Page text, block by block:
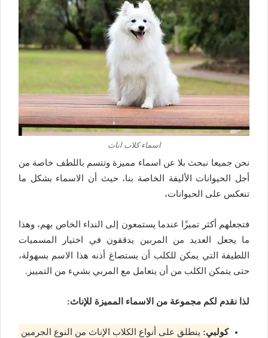
اسماء كلاب اناث
نحن جميعا نبحث بلا عن اسماء مميزة وتتسم باللطف خاصة من
أجل الحيوانات الأليفة الخاصة بنا، حيث أن الاسماء بشكل ما
تنعكس على الحيوانات،
فتجعلهم أكثر تميزًا عندما يستمعون إلى النداء الخاص بهم، وهذا
ما يجعل العديد من المربين يدققون في اختيار المسميات
اللطيفة التي يمكن للكلب أن يستصاغ أذنه هذا الاسم بسهولة،
حتى يتمكن الكلب من أن يتعامل مع المربي بشيء من التمييز.
لذا نقدم لكم مجموعة من الاسماء المميزة للإناث:
كولبي: ينطلق على أنواع الكلاب الإناث من النوع الجرمين